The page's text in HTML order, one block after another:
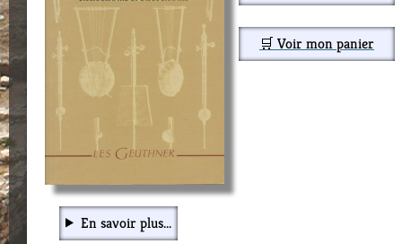
🛒 Voir mon panier
En savoir plus...